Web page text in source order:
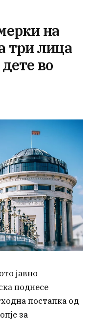
на
три лица
во
јавно
поднесе
постапка од
за